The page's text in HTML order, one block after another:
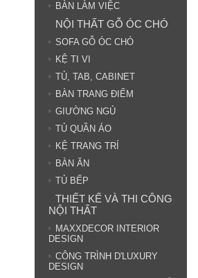
BÀN LÀM VIỆC
NỘI THẤT GỖ ÓC CHÓ
SOFA GỖ ÓC CHÓ
KỆ TI VI
TỦ, TAB, CABINET
BÀN TRANG ĐIỂM
GIƯỜNG NGỦ
TỦ QUẦN ÁO
KỆ TRANG TRÍ
BÀN ĂN
TỦ BẾP
THIẾT KẾ VÀ THI CÔNG
NỘI THẤT
MAXXDECOR INTERIOR
DESIGN
CÔNG TRÌNH D'LUXURY
DESIGN